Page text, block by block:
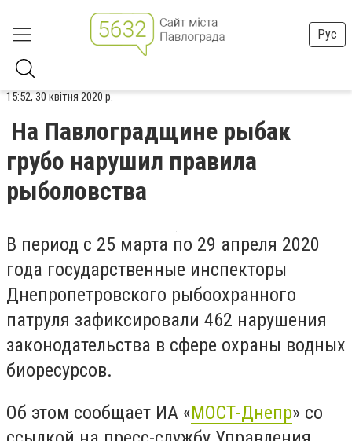
Рус
15:52, 30 квітня 2020 р.
На Павлоградщине рыбак
грубо нарушил правила
рыболовства
В период с 25 марта по 29 апреля 2020
года государственные инспекторы
Днепропетровского рыбоохранного
патруля зафиксировали 462 нарушения
законодательства в сфере охраны водных
биоресурсов.
Об этом сообщает ИА «МОСТ-Днепр» со